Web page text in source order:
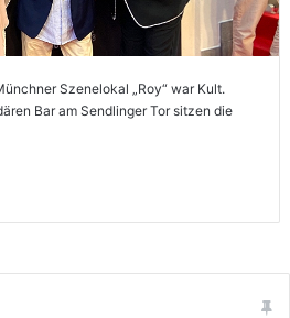
Szenelokal „Roy“ war Kult.
Bar am Sendlinger Tor sitzen die